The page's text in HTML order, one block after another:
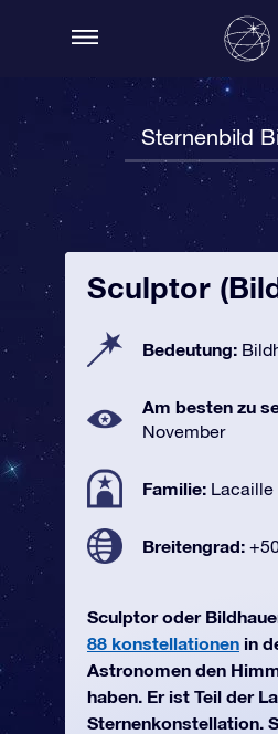
Sternenbild
Sculptor
Bedeutung:
Am besten zu
November
Familie: Lacaille
Breitengrad:
Sculptor oder
88 konstellationen in
Astronomen den
haben. Er ist Teil der
Sternenkonstellation.